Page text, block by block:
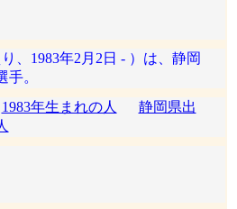
、1983年2月2日 - ）は、静岡
。
1983年生まれの人
静岡県出